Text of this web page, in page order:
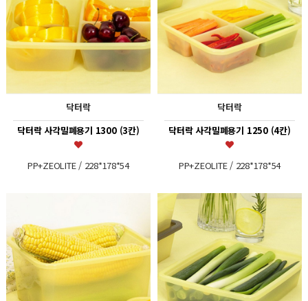
닥터락
닥터락 사각밀폐용기 1300 (3칸)
PP+ZEOLITE / 228*178*54
닥터락
닥터락 사각밀폐용기 1250 (4칸)
PP+ZEOLITE / 228*178*54